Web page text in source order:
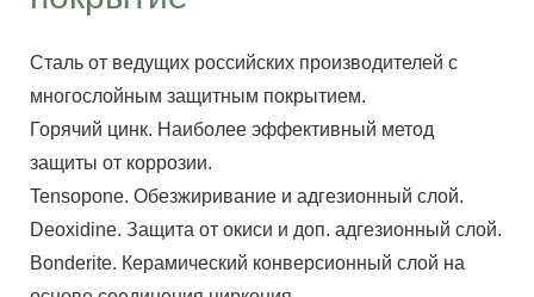
Сталь от ведущих российских производителей с
многослойным защитным покрытием.
Горячий цинк. Наиболее эффективный метод
защиты от коррозии.
Tensopone. Обезжиривание и адгезионный слой.
Deoxidine. Защита от окиси и доп. адгезионный слой.
Bonderite. Керамический конверсионный слой на